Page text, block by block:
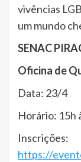
vivências
um mundo
SENAC
Oficina de
Data: 23/4
Horário: 15h
Inscrições:
https://